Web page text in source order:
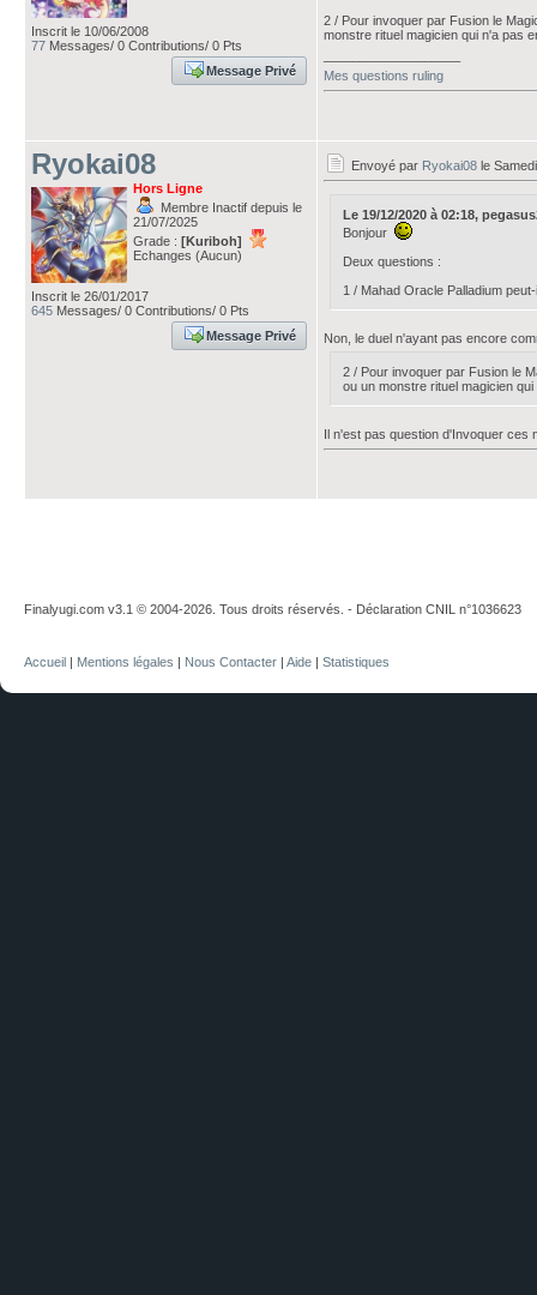
Inscrit le 10/06/2008
77 Messages/ 0 Contributions/ 0 Pts
Message Privé
2 / Pour invoquer par Fusion le
monstre rituel magicien qui n'a pas
Mes questions ruling
Ryokai08
Hors Ligne
Membre Inactif depuis le
21/07/2025
Grade : [Kuriboh]
Echanges (Aucun)
Inscrit le 26/01/2017
645 Messages/ 0 Contributions/ 0 Pts
Message Privé
Envoyé par Ryokai08 le
Le 19/12/2020 à 02:18,
Bonjour
Deux questions :
1 / Mahad Oracle Palladium
Non, le duel n'ayant pas encore
2 / Pour invoquer par Fusion le
ou un monstre rituel magicien
Il n'est pas question d'Invoquer ces
Finalyugi.com v3.1 © 2004-2026. Tous droits réservés. - Déclaration CNIL n°1036623
Accueil | Mentions légales | Nous Contacter | Aide | Statistiques